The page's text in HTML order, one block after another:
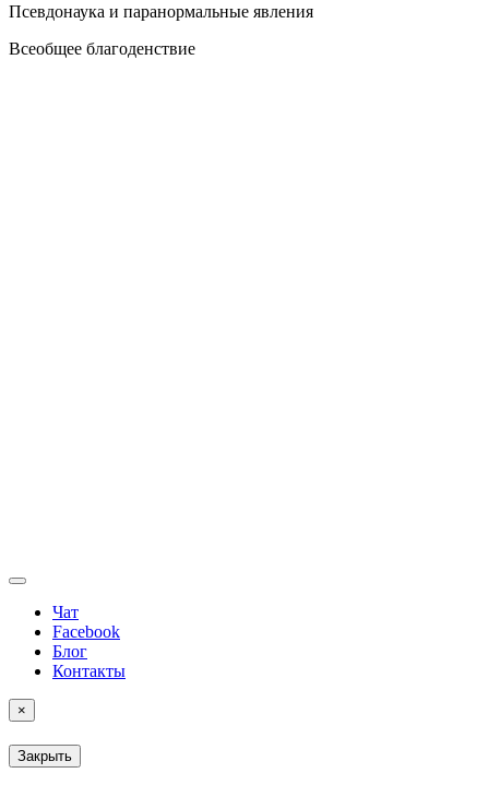
Псевдонаука и паранормальные явления
Всеобщее благоденствие
Чат
Facebook
Блог
Контакты
×
Закрыть